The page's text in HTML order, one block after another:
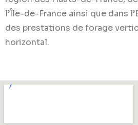
l’Île-de-France ainsi que dans
des prestations de forage
horizontal.